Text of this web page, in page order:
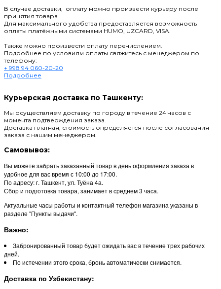
В случае доставки, оплату можно произвести курьеру после
принятия товара.
Для максимального удобства предоставляется возможность
оплаты платёжными системами HUMO, UZCARD, VISA.
Также можно произвести оплату перечислением.
Подробнее по условиям оплаты свяжитесь с менеджером по
телефону:
+ 998 94 060-20-20
Подробнее
Курьерская доставка по Ташкенту:
Мы осуществляем доставку по городу в течение 24 часов с
момента подтверждения заказа.
Доставка платная, стоимость определяется после согласования
заказа с нашим менеджером.
Самовывоз:
Вы можете забрать заказанный товар в день оформления заказа в
удобное для вас время с 10:00 до 17:00.
По адресу: г. Ташкент, ул. Туёна 4а.
Сбор и подготовка товара, занимает в среднем 3 часа.
Актуальные часы работы и контактный телефон магазина указаны в
разделе "Пункты выдачи".
Важно:
Забронированный товар будет ожидать вас в течение трех рабочих
дней.
По истечении этого срока, бронь автоматически снимается.
Доставка по Узбекистану: